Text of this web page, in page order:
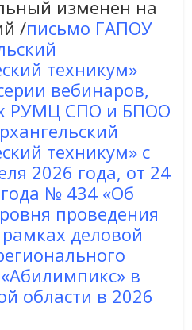
изменен на
/письмо ГАПОУ
техникум»
вебинаров,
РУМЦ СПО и БПОО
техникум» с
2026 года, от 24
№ 434 «Об
проведения
деловой
в
области в 2026